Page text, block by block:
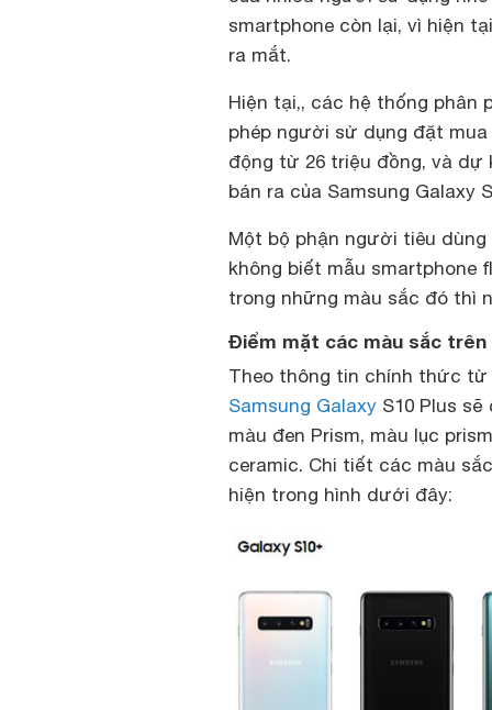
smartphone còn lại, vì hiện
ra mắt.
Hiện tại,, các hệ thống phân
phép người sử dụng đặt
động từ 26 triệu đồng, và dự
bán ra của Samsung Galaxy
Một bộ phận người tiêu dùng
không biết mẫu smartphone
trong những màu sắc đó thì
Điểm mặt các màu sắc trên
Theo thông tin chính thức
Samsung Galaxy S10 Plus
màu đen Prism, màu lục
ceramic. Chi tiết các màu
hiện trong hình dưới đây: